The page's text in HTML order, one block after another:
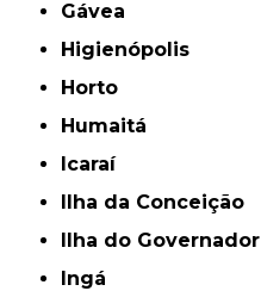
Gávea
Higienópolis
Horto
Humaitá
Icaraí
Ilha da Conceição
Ilha do Governador
Ingá